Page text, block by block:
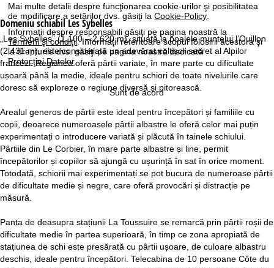
Mai multe detalii despre funcţionarea cookie-urilor şi posibilitatea
de modificare a setărilor dvs. găsiţi laCookie-Policy
Informaţii despre responsabili găsiţi pe pagina noastră la
Termeni şi condiţii. Informaţii referitoare scopul folosirii acestora şi
la drepturile dvs. găsiţi pe pagina noastră dedicată
Protecţiei Datelor.
Sunt de acord
Domeniu schiabilLes Sybelles
„Les Sybelles” (1.100 – 2.620 m), situată la poalele muntelui l’Ouillon
(2.431 m), este considerată un adevărat colțișor secret al Alpilor
francezi. Regiunea oferă pârtii variate, în mare parte cu dificultate
ușoară până la medie, ideale pentru schiori de toate nivelurile care
doresc să exploreze o regiune diversă și pitorească.
Arealul generos de pârtii este ideal pentru începători și familiile cu
copii, deoarece numeroasele pârtii albastre le oferă celor mai puțin
experimentați o introducere variată și plăcută în tainele schiului.
Pârtiile din Le Corbier, în mare parte albastre și line, permit
începătorilor și copiilor să ajungă cu ușurință în sat în orice moment.
Totodată, schiorii mai experimentați se pot bucura de numeroase pârtii
de dificultate medie și negre, care oferă provocări și distracție pe
măsură.
Panta de deasupra stațiunii La Toussuire se remarcă prin pârtii roșii de
dificultate medie în partea superioară, în timp ce zona apropiată de
stațiunea de schi este presărată cu pârtii ușoare, de culoare albastru
deschis, ideale pentru începători. Telecabina de 10 persoane Côte du